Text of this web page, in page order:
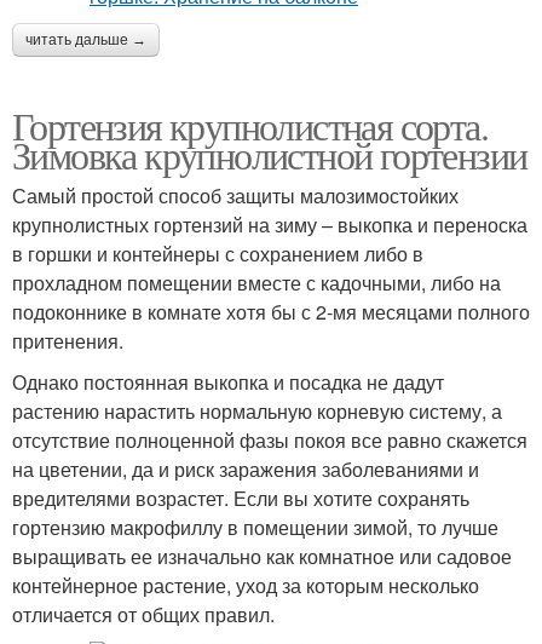
читать дальше →
Гортензия крупнолистная сорта.
Зимовка крупнолистной гортензии
Самый простой способ защиты малозимостойких
крупнолистных гортензий на зиму – выкопка и переноска
в горшки и контейнеры с сохранением либо в
прохладном помещении вместе с кадочными, либо на
подоконнике в комнате хотя бы с 2-мя месяцами полного
притенения.
Однако постоянная выкопка и посадка не дадут
растению нарастить нормальную корневую систему, а
отсутствие полноценной фазы покоя все равно скажется
на цветении, да и риск заражения заболеваниями и
вредителями возрастет. Если вы хотите сохранять
гортензию макрофиллу в помещении зимой, то лучше
выращивать ее изначально как комнатное или садовое
контейнерное растение, уход за которым несколько
отличается от общих правил.